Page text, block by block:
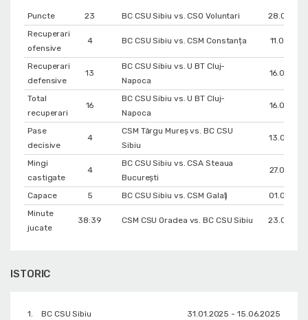
Puncte 23 BC CSU Sibiu vs. CSO Voluntari
Recuperari
ofensive
4 BC CSU Sibiu vs. CSM Constanța
Recuperari
defensive
13
BC CSU Sibiu vs. U BT Cluj-
Napoca
Total
recuperari
16
BC CSU Sibiu vs. U BT Cluj-
Napoca
Pase
decisive
4
CSM Târgu Mureș vs. BC CSU
Sibiu
Mingi
castigate
4
BC CSU Sibiu vs. CSA Steaua
București
Capace 5 BC CSU Sibiu vs. CSM Galaţi
Minute
jucate
38:39 CSM CSU Oradea vs. BC CSU Sibiu
ISTORIC
1. BC CSU Sibiu 31.01.2025 - 15.06.2025